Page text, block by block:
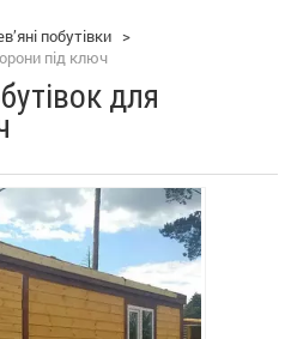
побутівки >
під ключ
для